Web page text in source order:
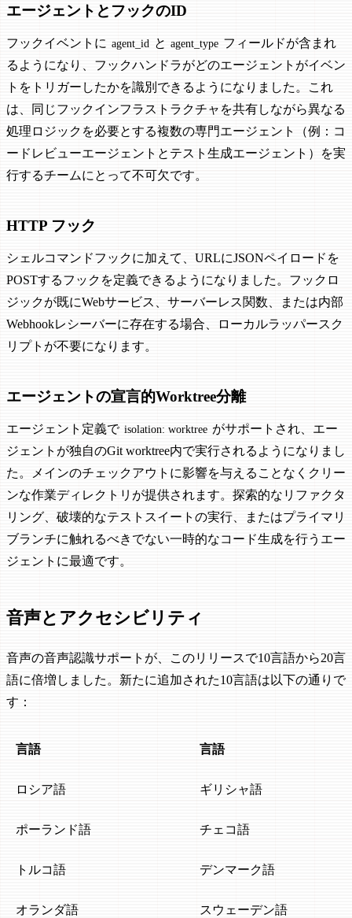
エージェントとフックのID
フックイベントに agent_id と agent_type フィールドが含まれ
るようになり、フックハンドラがどのエージェントがイベン
トをトリガーしたかを識別できるようになりました。これ
は、同じフックインフラストラクチャを共有しながら異なる
処理ロジックを必要とする複数の専門エージェント（例：コ
ードレビューエージェントとテスト生成エージェント）を実
行するチームにとって不可欠です。
HTTP フック
シェルコマンドフックに加えて、URLにJSONペイロードを
POSTするフックを定義できるようになりました。フックロ
ジックが既にWebサービス、サーバーレス関数、または内部
Webhookレシーバーに存在する場合、ローカルラッパースク
リプトが不要になります。
エージェントの宣言的Worktree分離
エージェント定義で isolation: worktree がサポートされ、エー
ジェントが独自のGit worktree内で実行されるようになりまし
た。メインのチェックアウトに影響を与えることなくクリー
ンな作業ディレクトリが提供されます。探索的なリファクタ
リング、破壊的なテストスイートの実行、またはプライマリ
ブランチに触れるべきでない一時的なコード生成を行うエー
ジェントに最適です。
音声とアクセシビリティ
音声の音声認識サポートが、このリリースで10言語から20言
語に倍増しました。新たに追加された10言語は以下の通りで
す：
言語 言語
ロシア語 ギリシャ語
ポーランド語 チェコ語
トルコ語 デンマーク語
オランダ語 スウェーデン語